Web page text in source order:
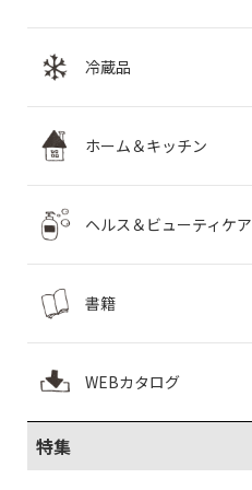
冷蔵品
ホーム＆キッチン
ヘルス＆ビューティケア
書籍
WEBカタログ
特集